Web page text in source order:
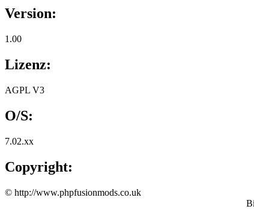
Version:
1.00
Lizenz:
AGPL V3
O/S:
7.02.xx
Copyright:
© http://www.phpfusionmods.co.uk